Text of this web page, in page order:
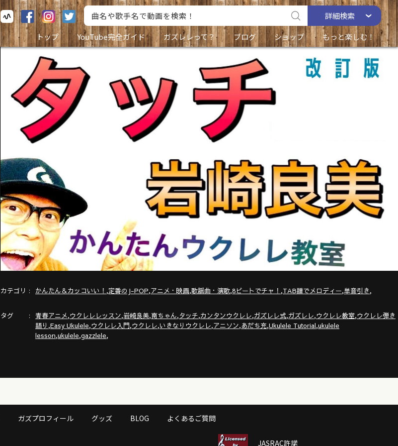
詳細検索
トップ
YouTube完全ガイド ガズレレって？ ブログ ショップ もっと楽しむ！
カテゴリ かんたん＆カッコいい！ ,定番のJ-POP,アニメ・映画,歌謡曲・演歌,8ビートでチャ！ ,TAB譜でメロディー,単音引き,
タグ 青春アニメ,ウクレレレッスン,岩崎良美,南ちゃん,タッチ,カンタンウクレレ,ガズレレ式,ガズレレ,ウクレレ教室,ウクレレ弾き
語り ,Easy Ukulele,ウクレレ入門,ウクレレ,いきなりウクレレ,アニソン,あだち充,Ukulele Tutorial,ukulele
lesson,ukulele,gazzlele,
ガズプロフィール グッズ BLOG よくあるご質問
JASRAC許諾